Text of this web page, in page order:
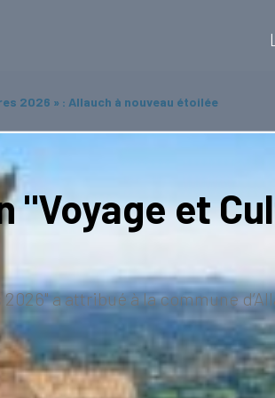
2026 » : Allauch à nouveau étoilée
"Voyage et
a attribué à la commune